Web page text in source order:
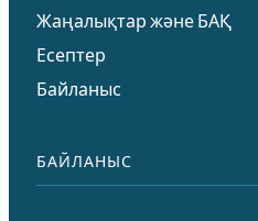
Жаңалықтар және БАҚ
Есептер
Байланыс
БАЙЛАНЫС